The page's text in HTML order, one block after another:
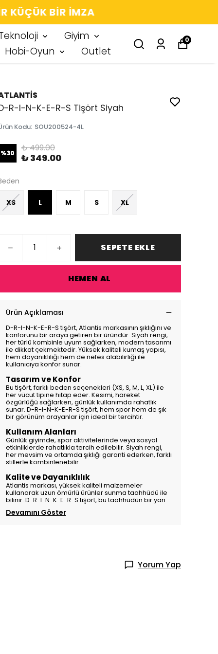
Giyim
Hobi-Oyun Outlet
0
R-I-N-K-E-R-S Tişört Siyah
Kodu: SOU200524-4L
%30 ₺ 499.00
₺ 349.00
XS L M S XL
SEPETE EKLE
HEMEN AL
Ürün Açıklaması
D-R-I-N-K-E-R-S tişört, Atlantis markasının şıklığını ve
konforunu bir araya getiren bir üründür. Siyah rengi,
her türlü kombinle uyum sağlarken, modern tasarımı
ile dikkat çekmektedir. Yüksek kaliteli kumaş yapısı,
hem dayanıklılığı hem de nefes alabilirliği ile
kullanıcıya konfor sunar.
Tasarım ve Konfor
Bu tişört, farklı beden seçenekleri (XS, S, M, L, XL) ile
her vücut tipine hitap eder. Kesimi, hareket
özgürlüğü sağlarken, günlük kullanımda rahatlık
sunar. D-R-I-N-K-E-R-S tişört, hem spor hem de şık
bir görünüm arayanlar için ideal bir tercihtir.
Kullanım Alanları
Günlük giyimde, spor aktivitelerinde veya sosyal
etkinliklerde rahatlıkla tercih edilebilir. Siyah rengi,
her mevsim ve ortamda şıklığı garanti ederken, farklı
stillerle kombinlenebilir.
Kalite ve Dayanıklılık
Atlantis markası, yüksek kaliteli malzemeler
kullanarak uzun ömürlü ürünler sunma taahhüdü ile
bilinir. D-R-I-N-K-E-R-S tişört, bu taahhüdün bir yan
Devamını Göster
Yorum Yap